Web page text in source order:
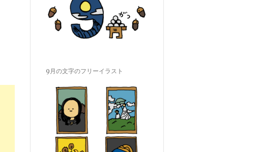
9月の文字のフリーイラスト